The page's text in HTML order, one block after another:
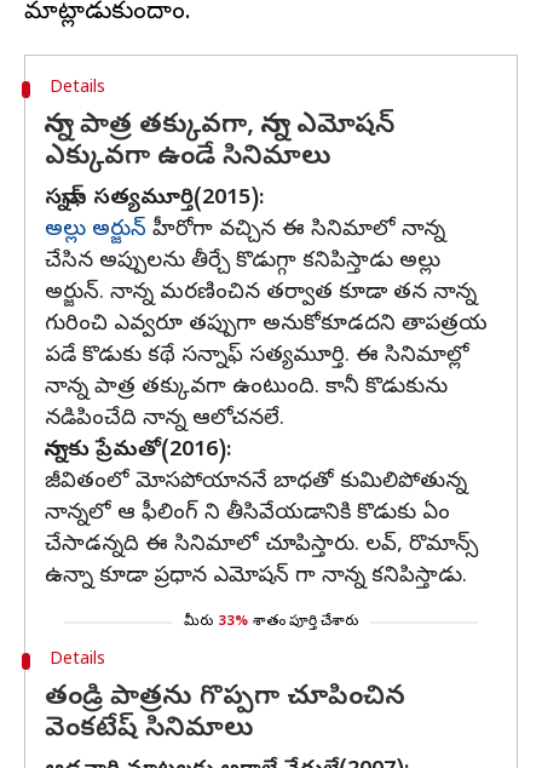
Details
నాన్న పాత్ర తక్కువగా, నాన్న ఎమోషన్
ఎక్కువగా ఉండే సినిమాలు
సన్నాఫ్ సత్యమూర్తి(2015):
అల్లు అర్జున్ హీరోగా వచ్చిన ఈ సినిమాలో నాన్న
చేసిన అప్పులను తీర్చే కొడుగ్గా కనిపిస్తాడు అల్లు
అర్జున్. నాన్న మరణించిన తర్వాత కూడా తన నాన్న
గురించి ఎవ్వరూ తప్పుగా అనుకోకూడదని తాపత్రయ
పడే కొడుకు కథే సన్నాఫ్ సత్యమూర్తి. ఈ సినిమాల్లో
నాన్న పాత్ర తక్కువగా ఉంటుంది. కానీ కొడుకును
నడిపించేది నాన్న ఆలోచనలే.
నాన్నకు ప్రేమతో(2016):
జీవితంలో మోసపోయాననే బాధతో కుమిలిపోతున్న
నాన్నలో ఆ ఫీలింగ్ ని తీసివేయడానికి కొడుకు ఏం
చేసాడన్నది ఈ సినిమాలో చూపిస్తారు. లవ్, రొమాన్స్
ఉన్నా కూడా ప్రధాన ఎమోషన్ గా నాన్న కనిపిస్తాడు.
మీరు 33% శాతం పూర్తి చేశారు
Details
తండ్రి పాత్రను గొప్పగా చూపించిన
వెంకటేష్ సినిమాలు